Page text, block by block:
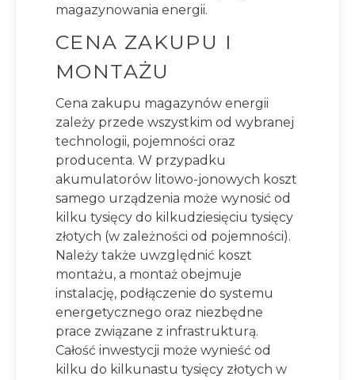
magazynowania energii.
CENA ZAKUPU I
MONTAŻU
Cena zakupu magazynów energii
zależy przede wszystkim od wybranej
technologii, pojemności oraz
producenta. W przypadku
akumulatorów litowo-jonowych koszt
samego urządzenia może wynosić od
kilku tysięcy do kilkudziesięciu tysięcy
złotych (w zależności od pojemności).
Należy także uwzględnić koszt
montażu, a montaż obejmuje
instalację, podłączenie do systemu
energetycznego oraz niezbędne
prace związane z infrastrukturą.
Całość inwestycji może wynieść od
kilku do kilkunastu tysięcy złotych w